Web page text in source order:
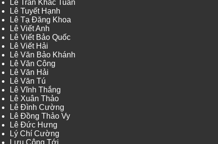
Lê Trần Khắc Tuấn
Lê Tuyết Hạnh
Lê Tạ Đăng Khoa
Lê Viết Anh
Lê Viết Bảo Quốc
Lê Viết Hải
Lê Văn Bảo Khánh
Lê Văn Công
Lê Văn Hải
Lê Văn Tú
Lê Vĩnh Thắng
Lê Xuân Thảo
Lê Đình Cường
Lê Đồng Thảo Vy
Lê Đức Hưng
Lý Chí Cường